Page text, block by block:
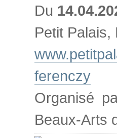
Du
Petit Palais,
ferenczy
Organisé
Beaux-Arts